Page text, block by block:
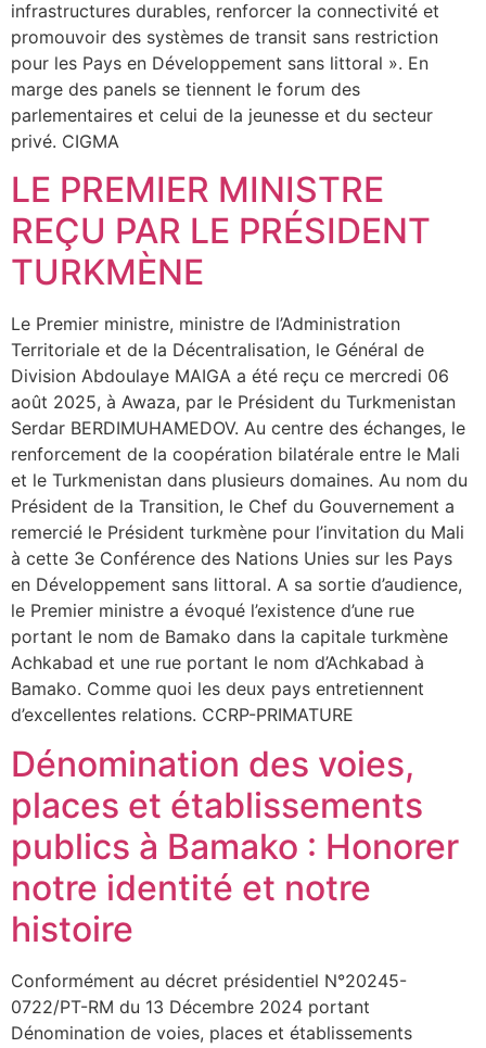
infrastructures durables, renforcer la connectivité et
promouvoir des systèmes de transit sans restriction
pour les Pays en Développement sans littoral ». En
marge des panels se tiennent le forum des
parlementaires et celui de la jeunesse et du secteur
privé. CIGMA
LE PREMIER MINISTRE
REÇU PAR LE PRÉSIDENT
TURKMÈNE
Le Premier ministre, ministre de l’Administration
Territoriale et de la Décentralisation, le Général de
Division Abdoulaye MAIGA a été reçu ce mercredi 06
août 2025, à Awaza, par le Président du Turkmenistan
Serdar BERDIMUHAMEDOV. Au centre des échanges, le
renforcement de la coopération bilatérale entre le Mali
et le Turkmenistan dans plusieurs domaines. Au nom du
Président de la Transition, le Chef du Gouvernement a
remercié le Président turkmène pour l’invitation du Mali
à cette 3e Conférence des Nations Unies sur les Pays
en Développement sans littoral. A sa sortie d’audience,
le Premier ministre a évoqué l’existence d’une rue
portant le nom de Bamako dans la capitale turkmène
Achkabad et une rue portant le nom d’Achkabad à
Bamako. Comme quoi les deux pays entretiennent
d’excellentes relations. CCRP-PRIMATURE
Dénomination des voies,
places et établissements
publics à Bamako : Honorer
notre identité et notre
histoire
Conformément au décret présidentiel N°20245-
0722/PT-RM du 13 Décembre 2024 portant
Dénomination de voies, places et établissements